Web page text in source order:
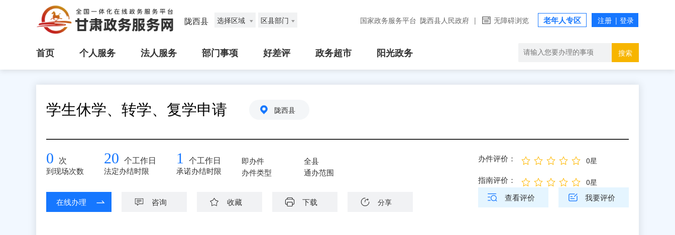
陇西县 选择区域 区县部门 国家政务服务平台 陇西县人民政府 | 无障碍浏览 老年人专区
首页 个人服务 法人服务 部门事项 好差评 政务超市 阳光政务 搜索
学生休学、转学、复学申请 陇西县
0 次
到现场次数
20 个工作日
法定办结时限
1 个工作日
承诺办结时限
即办件
办件类型
全县
通办范围
在线办理 咨询 收藏 下载 分享
办件评价： 0星
指南评价： 0星
查看评价 我要评价